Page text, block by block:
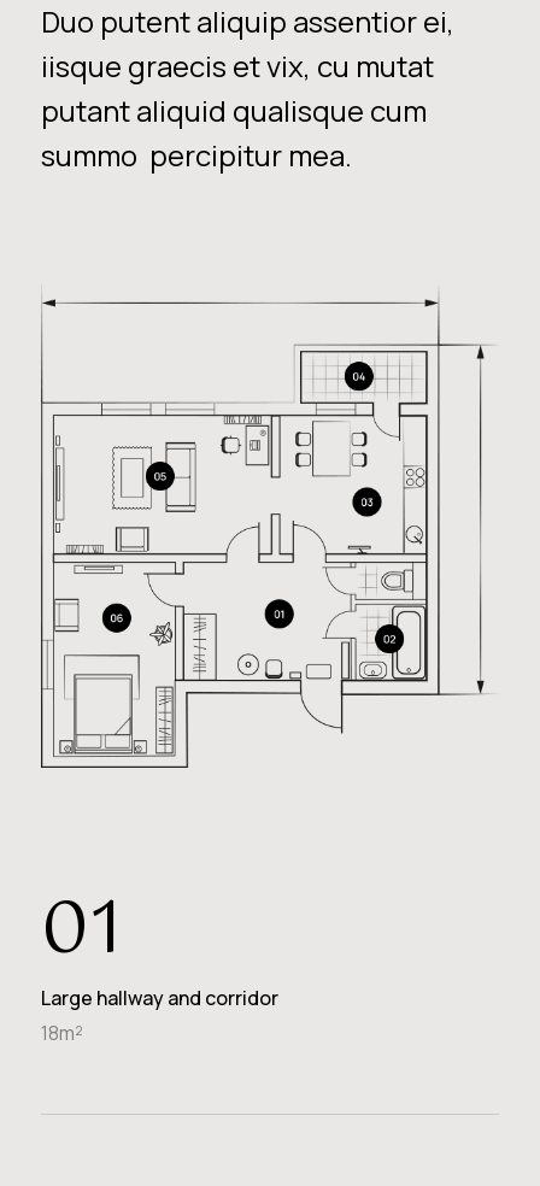
Duo putent aliquip assentior ei,
iisque graecis et vix, cu mutat
putant aliquid qualisque cum
summo percipitur mea.
01
Large hallway and corridor
18m²